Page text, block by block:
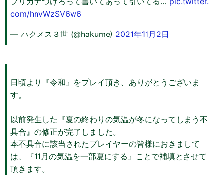
com/hnvWzSV6w6
— ハクメス３世 (@hakume) 2021年11月2日
日頃より『令和』をプレイ頂き、ありがとうございま
す。
以前発生した『夏の終わりの気温が冬になってしまう不
具合』の修正が完了しました。
本不具合に該当されたプレイヤーの皆様におきまして
は、『11月の気温を一部夏にする』ことで補填とさせて
頂きます。